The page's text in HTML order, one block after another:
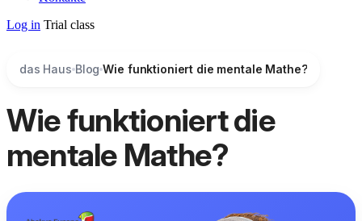
Log in Trial class
das Haus Blog Wie funktioniert die mentale Mathe?
Wie funktioniert die
mentale Mathe?